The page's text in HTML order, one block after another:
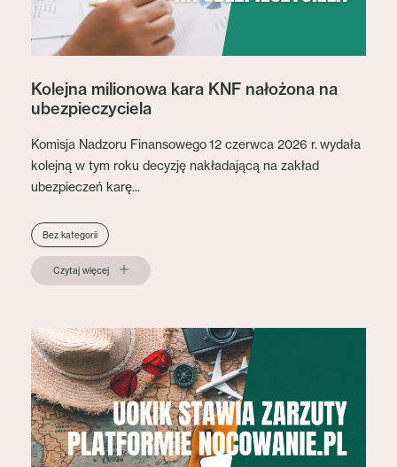
Kolejna milionowa kara KNF nałożona na
ubezpieczyciela
Komisja Nadzoru Finansowego 12 czerwca 2026 r. wydała
kolejną w tym roku decyzję nakładającą na zakład
ubezpieczeń karę...
Bez kategorii
Czytaj więcej